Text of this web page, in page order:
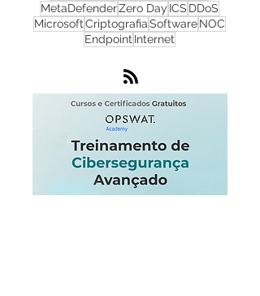
Monitoramento de RedeNuvemSOC
WindowsInteligência Artificial
MetaDefenderZero DayICS
EndpointInternet